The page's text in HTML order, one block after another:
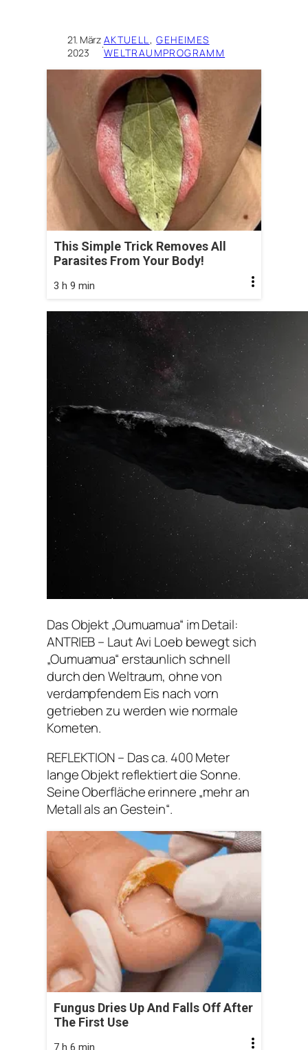
21. März
2023
·AKTUELL, GEHEIMES
WELTRAUMPROGRAMM
This Simple Trick Removes All
Parasites From Your Body!
3 h 9 min
Das Objekt „Oumuamua“ im Detail:
ANTRIEB – Laut Avi Loeb bewegt sich
„Oumuamua“ erstaunlich schnell
durch den Weltraum, ohne von
verdampfendem Eis nach vorn
getrieben zu werden wie normale
Kometen.
REFLEKTION – Das ca. 400 Meter
lange Objekt reflektiert die Sonne.
Seine Oberfläche erinnere „mehr an
Metall als an Gestein“.
Fungus Dries Up And Falls Off After
The First Use
7 h 6 min